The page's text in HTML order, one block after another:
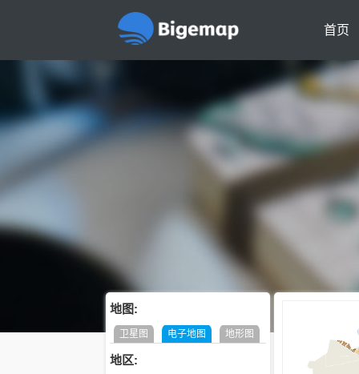
首页
地图:
卫星图 电子地图 地形图
地区: